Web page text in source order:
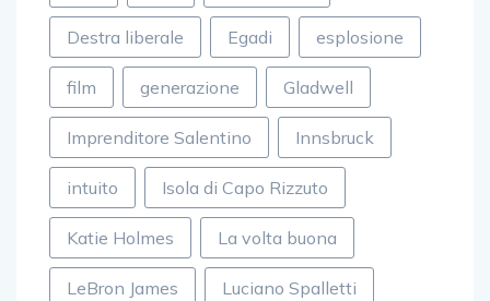
Destra liberale Egadi esplosione
film generazione Gladwell
Imprenditore Salentino Innsbruck
intuito Isola di Capo Rizzuto
Katie Holmes La volta buona
LeBron James Luciano Spalletti